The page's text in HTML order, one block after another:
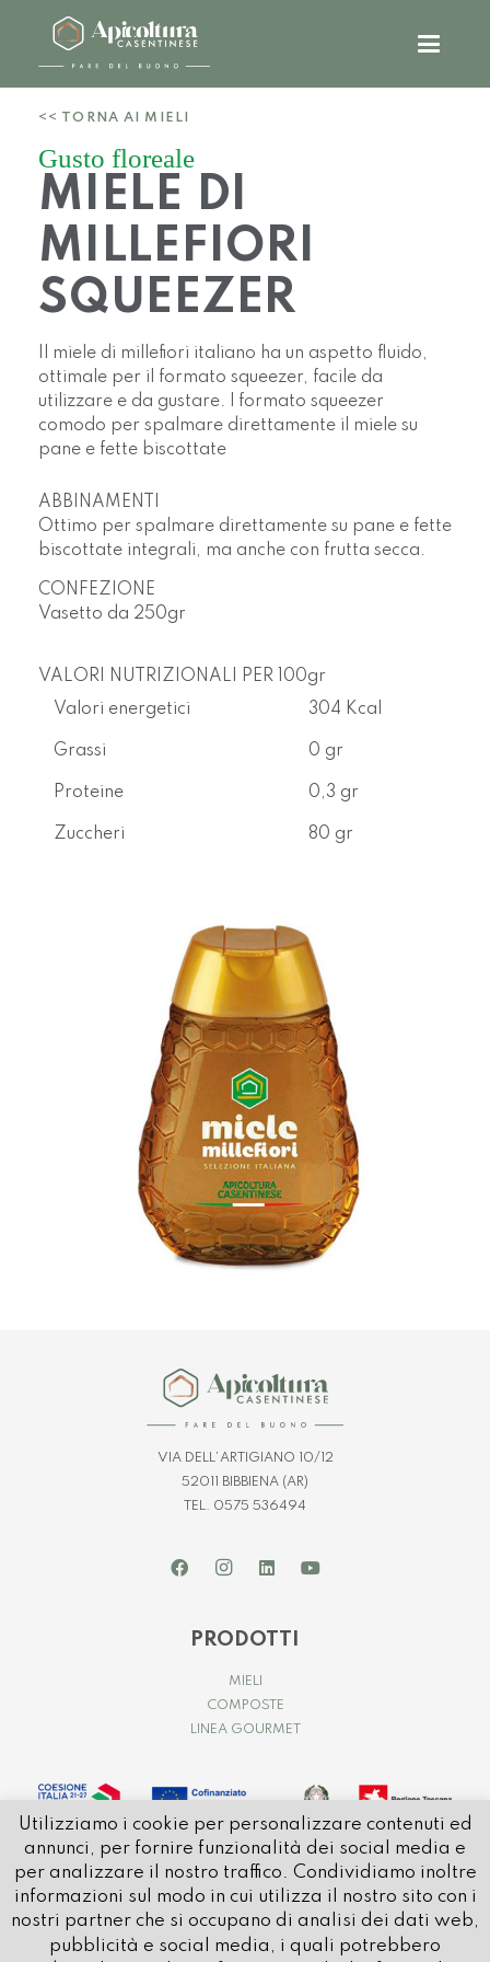
<< TORNA AI MIELI
Gusto floreale
MIELE DI
MILLEFIORI
SQUEEZER
Il miele di millefiori italiano ha un aspetto fluido,
ottimale per il formato squeezer, facile da
utilizzare e da gustare. l formato squeezer
comodo per spalmare direttamente il miele su
pane e fette biscottate
ABBINAMENTI
Ottimo per spalmare direttamente su pane e fette
biscottate integrali, ma anche con frutta secca.
CONFEZIONE
Vasetto da 250gr
VALORI NUTRIZIONALI PER 100gr
Valori energetici
304 Kcal
Grassi 0 gr
Proteine 0,3 gr
Zuccheri 80 gr
VIA DELL’ARTIGIANO 10/12
52011 BIBBIENA (AR)
TEL. 0575 536494
PRODOTTI
MIELI
COMPOSTE
LINEA GOURMET
© 2021 APICOLTURA CASENTINESE | P.IVA e C.FISC. IT01032580514
Utilizziamo i cookie per personalizzare contenuti ed
annunci, per fornire funzionalità dei social media e
per analizzare il nostro traffico. Condividiamo inoltre
informazioni sul modo in cui utilizza il nostro sito con i
nostri partner che si occupano di analisi dei dati web,
pubblicità e social media, i quali potrebbero